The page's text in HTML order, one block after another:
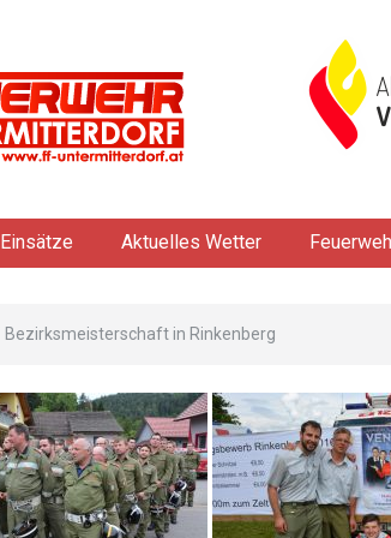
Einsätze Aktuelles Wetter
Bezirksmeisterschaft in Rinkenberg